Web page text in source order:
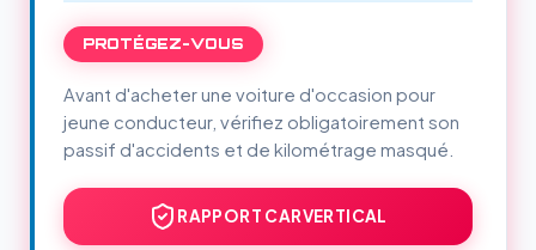
PROTÉGEZ-VOUS
Avant d'acheter une voiture d'occasion pour
jeune conducteur, vérifiez obligatoirement son
passif d'accidents et de kilométrage masqué.
RAPPORT CARVERTICAL